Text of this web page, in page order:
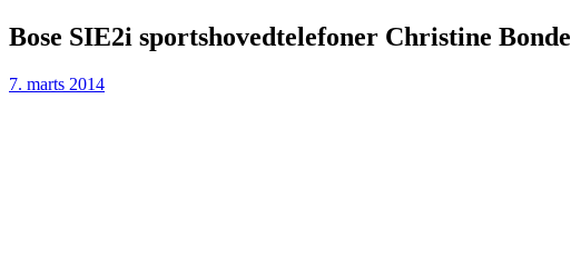
Skip
to
Bose SIE2i sportshovedtelefoner Christine Bonde
7. marts 2014